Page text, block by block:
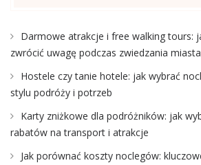
Darmowe atrakcje i free walking tours:
zwrócić uwagę podczas zwiedzania miasta
Hostele czy tanie hotele: jak wybrać
stylu podróży i potrzeb
Karty zniżkowe dla podróżników: jak
rabatów na transport i atrakcje
Jak porównać koszty noclegów: